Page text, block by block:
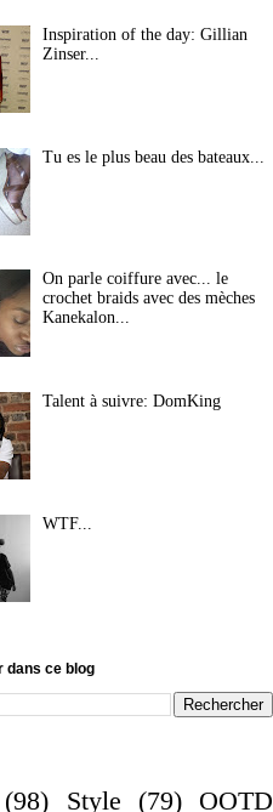
Inspiration of the day: Gillian
Zinser...
Tu es le plus beau des bateaux...
On parle coiffure avec... le
crochet braids avec des mèches
Kanekalon...
Talent à suivre: DomKing
WTF...
dans ce blog
(98) Style (79)
OOTD